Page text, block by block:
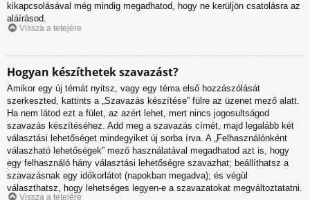
kikapcsolásával még mindig megadhatod, hogy ne kerüljön csatolásra az
aláírásod.
Vissza a tetejére
Hogyan készíthetek szavazást?
Amikor egy új témát nyitsz, vagy egy téma első hozzászólását
szerkeszted, kattints a „Szavazás készítése” fülre az üzenet mező alatt.
Ha nem látod ezt a fület, az azért lehet, mert nincs jogosultságod
szavazás készítéséhez. Add meg a szavazás címét, majd legalább két
választási lehetőséget mindegyiket új sorba írva. A „Felhasználónként
válaszható lehetőségek” mező használatával megadhatod azt is, hogy
egy felhasználó hány választási lehetőségre szavazhat; beállíthatsz a
szavazásnak egy időkorlátot (napokban megadva); és végül
választhatsz, hogy lehetséges legyen-e a szavazatokat megváltoztatatni.
Vissza a tetejére